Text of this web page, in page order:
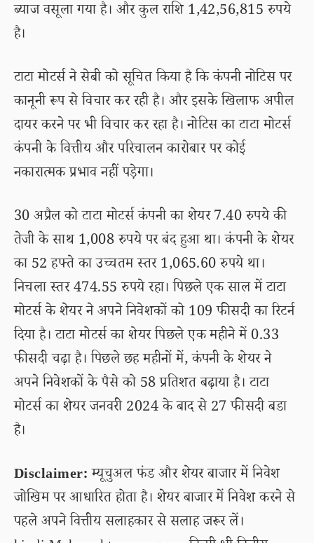
ब्याज वसूला गया है। और कुल राशि 1,42,56,815 रुपये
है।
टाटा मोटर्स ने सेबी को सूचित किया है कि कंपनी नोटिस पर
कानूनी रूप से विचार कर रही है। और इसके खिलाफ अपील
दायर करने पर भी विचार कर रहा है। नोटिस का टाटा मोटर्स
कंपनी के वित्तीय और परिचालन कारोबार पर कोई
नकारात्मक प्रभाव नहीं पड़ेगा।
30 अप्रैल को टाटा मोटर्स कंपनी का शेयर 7.40 रुपये की
तेजी के साथ 1,008 रुपये पर बंद हुआ था। कंपनी के शेयर
का 52 हफ्ते का उच्चतम स्तर 1,065.60 रुपये था।
निचला स्तर 474.55 रुपये रहा। पिछले एक साल में टाटा
मोटर्स के शेयर ने अपने निवेशकों को 109 फीसदी का रिटर्न
दिया है। टाटा मोटर्स का शेयर पिछले एक महीने में 0.33
फीसदी चढ़ा है। पिछले छह महीनों में, कंपनी के शेयर ने
अपने निवेशकों के पैसे को 58 प्रतिशत बढ़ाया है। टाटा
मोटर्स का शेयर जनवरी 2024 के बाद से 27 फीसदी बडा
है।
Disclaimer:म्यूचुअल फंड और शेयर बाजार में निवेश
जोखिम पर आधारित होता है। शेयर बाजार में निवेश करने से
पहले अपने वित्तीय सलाहकार से सलाह जरूर लें।